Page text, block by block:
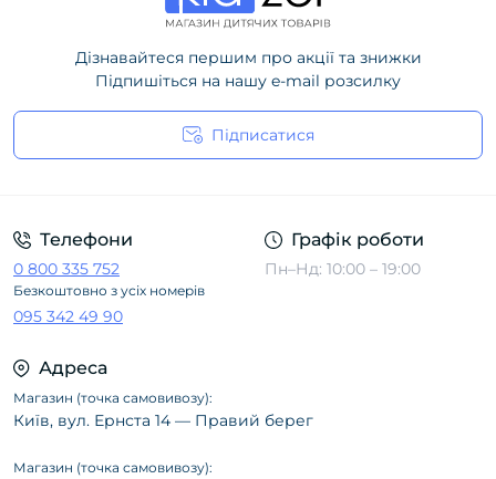
Дізнавайтеся першим про акції та знижки
Підпишіться на нашу e-mail розсилку
Підписатися
Телефони
0 800 335 752
Безкоштовно з усіх номерів
095 342 49 90
Графік роботи
Пн–Нд: 10:00 – 19:00
Адреса
Магазин (точка самовивозу):
Київ, вул. Ернста 14 — Правий берег
Магазин (точка самовивозу):